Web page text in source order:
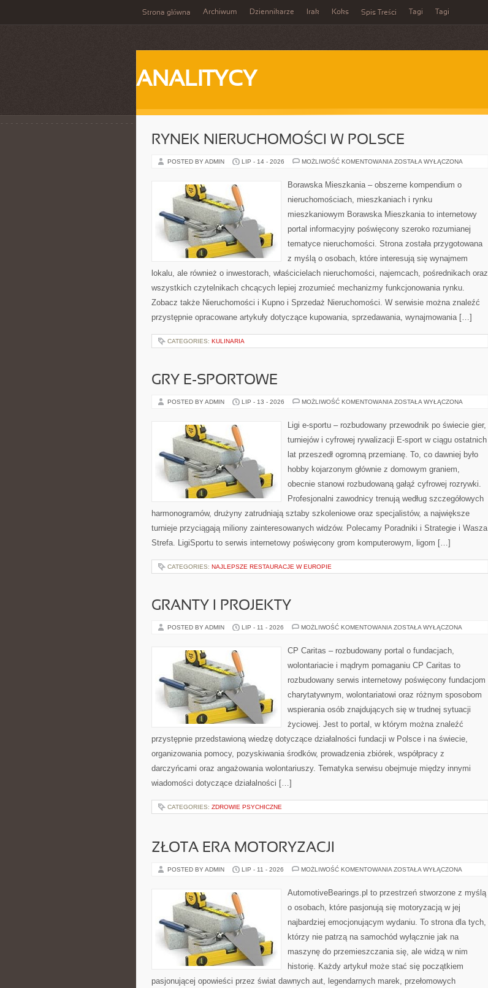
Strona główna Archiwum Dziennikarze Irak Koks Spis Treści Tagi Tagi
ANALITYCY
RYNEK NIERUCHOMOŚCI W POLSCE
POSTED BY ADMIN LIP - 14 - 2026 MOŻLIWOŚĆ KOMENTOWANIA RYNEK
POLSCE
ZOSTAŁA WYŁĄCZONA
Borawska Mieszkania – obszerne kompendium o
nieruchomościach, mieszkaniach i rynku
mieszkaniowym Borawska Mieszkania to internetowy
portal informacyjny poświęcony szeroko rozumianej
tematyce nieruchomości. Strona została przygotowana
z myślą o osobach, które interesują się wynajmem
lokalu, ale również o inwestorach, właścicielach nieruchomości, najemcach, pośrednikach oraz
wszystkich czytelnikach chcących lepiej zrozumieć mechanizmy funkcjonowania rynku.
Zobacz także Nieruchomości i Kupno i Sprzedaż Nieruchomości. W serwisie można znaleźć
przystępnie opracowane artykuły dotyczące kupowania, sprzedawania, wynajmowania […]
CATEGORIES: KULINARIA
GRY E-SPORTOWE
POSTED BY ADMIN LIP - 13 - 2026 MOŻLIWOŚĆ KOMENTOWANIA GRY
ZOSTAŁA WYŁĄCZONA
Ligi e-sportu – rozbudowany przewodnik po świecie gier,
turniejów i cyfrowej rywalizacji E-sport w ciągu ostatnich
lat przeszedł ogromną przemianę. To, co dawniej było
hobby kojarzonym głównie z domowym graniem,
obecnie stanowi rozbudowaną gałąź cyfrowej rozrywki.
Profesjonalni zawodnicy trenują według szczegółowych
harmonogramów, drużyny zatrudniają sztaby szkoleniowe oraz specjalistów, a największe
turnieje przyciągają miliony zainteresowanych widzów. Polecamy Poradniki i Strategie i Wasza
Strefa. LigiSportu to serwis internetowy poświęcony grom komputerowym, ligom […]
CATEGORIES: NAJLEPSZE RESTAURACJE W EUROPIE
GRANTY I PROJEKTY
POSTED BY ADMIN LIP - 11 - 2026 MOŻLIWOŚĆ KOMENTOWANIA GRANTY
ZOSTAŁA WYŁĄCZONA
CP Caritas – rozbudowany portal o fundacjach,
wolontariacie i mądrym pomaganiu CP Caritas to
rozbudowany serwis internetowy poświęcony fundacjom
charytatywnym, wolontariatowi oraz różnym sposobom
wspierania osób znajdujących się w trudnej sytuacji
życiowej. Jest to portal, w którym można znaleźć
przystępnie przedstawioną wiedzę dotyczące działalności fundacji w Polsce i na świecie,
organizowania pomocy, pozyskiwania środków, prowadzenia zbiórek, współpracy z
darczyńcami oraz angażowania wolontariuszy. Tematyka serwisu obejmuje między innymi
wiadomości dotyczące działalności […]
CATEGORIES: ZDROWIE PSYCHICZNE
ZŁOTA ERA MOTORYZACJI
POSTED BY ADMIN LIP - 11 - 2026 MOŻLIWOŚĆ KOMENTOWANIA ZŁOTA
ZOSTAŁA WYŁĄCZONA
AutomotiveBearings.pl to przestrzeń stworzone z myślą
o osobach, które pasjonują się motoryzacją w jej
najbardziej emocjonującym wydaniu. To strona dla tych,
którzy nie patrzą na samochód wyłącznie jak na
maszynę do przemieszczania się, ale widzą w nim
historię. Każdy artykuł może stać się początkiem
pasjonującej opowieści przez świat dawnych aut, legendarnych marek, przełomowych